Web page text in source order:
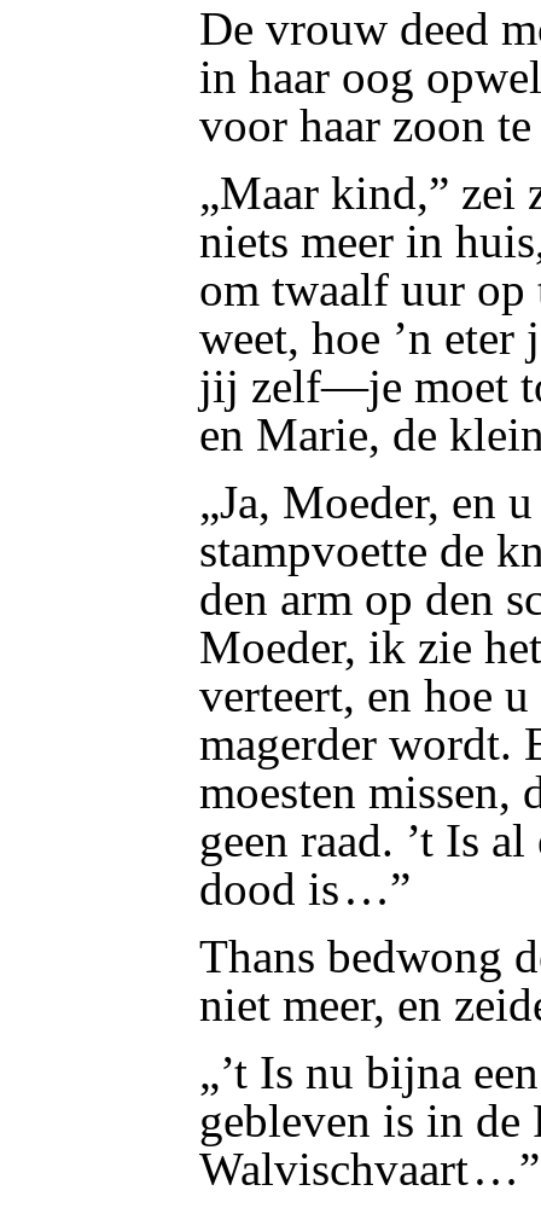
De vrouw deed
in haar oog
voor haar zoon
„Maar kind,” zei
niets meer in
om twaalf uur op
weet, hoe ’n
jij zelf—je moet
en Marie, de
„Ja, Moeder, en
stampvoette de
den arm op den
Moeder, ik zie
verteert, en hoe
magerder wordt.
moesten missen,
geen raad. ’t Is
dood is …”
Thans bedwong
niet meer, en
„’t Is nu bijna
gebleven is in de
Walvischvaart …”